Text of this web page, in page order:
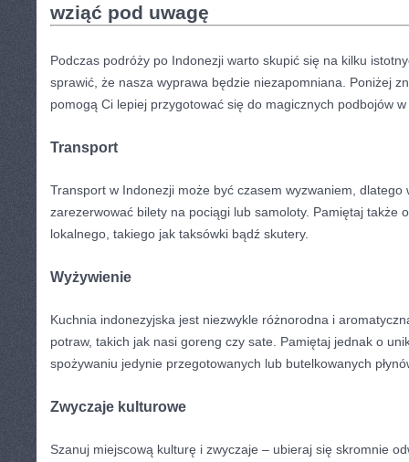
wziąć pod uwagę
Podczas podróży po Indonezji warto skupić się na kilku
sprawić, że nasza wyprawa będzie niezapomniana. Poniżej
pomogą Ci lepiej przygotować się do‌ magicznych podbojów
Transport
Transport ⁢w Indonezji‍ może być czasem wyzwaniem, ‌dlatego
zarezerwować bilety na pociągi lub samoloty. Pamiętaj także
lokalnego, takiego jak taksówki bądź‍ skutery.
Wyżywienie
Kuchnia ‌indonezyjska jest niezwykle różnorodna i
potraw, takich​ jak⁣ nasi goreng czy sate.​ Pamiętaj jednak o
spożywaniu jedynie przegotowanych lub butelkowanych
Zwyczaje kulturowe
Szanuj miejscową kulturę i zwyczaje – ubieraj ‌się skromnie